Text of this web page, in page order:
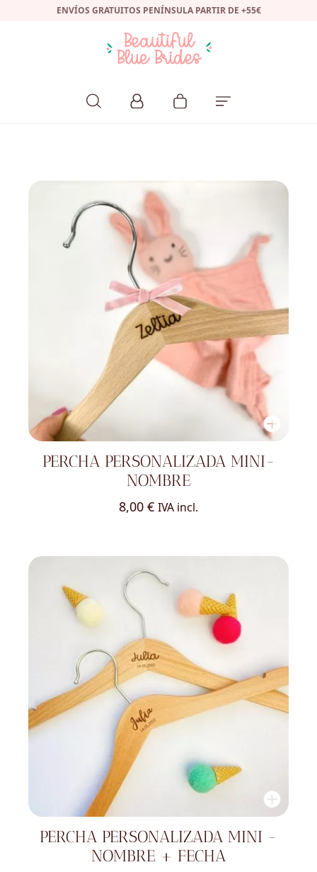
ENVÍOS GRATUITOS PENÍNSULA PARTIR DE +55€
PERCHA PERSONALIZADA MINI-
NOMBRE
8,00 € IVA incl.
PERCHA PERSONALIZADA MINI -
NOMBRE + FECHA